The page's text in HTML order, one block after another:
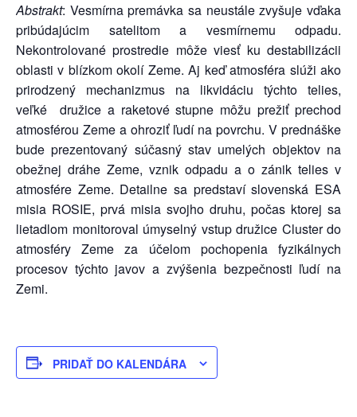
Abstrakt: Vesmírna premávka sa neustále zvyšuje vďaka
pribúdajúcim satelitom a vesmírnemu odpadu.
Nekontrolované prostredie môže viesť ku destabilizácii
oblasti v blízkom okolí Zeme. Aj keď atmosféra slúži ako
prirodzený mechanizmus na likvidáciu týchto telies,
veľké družice a raketové stupne môžu prežiť prechod
atmosférou Zeme a ohroziť ľudí na povrchu. V prednáške
bude prezentovaný súčasný stav umelých objektov na
obežnej dráhe Zeme, vznik odpadu a o zánik telies v
atmosfére Zeme. Detailne sa predstaví slovenská ESA
misia ROSIE, prvá misia svojho druhu, počas ktorej sa
lietadlom monitoroval úmyselný vstup družice Cluster do
atmosféry Zeme za účelom pochopenia fyzikálnych
procesov týchto javov a zvýšenia bezpečnosti ľudí na
Zemi.
PRIDAŤ DO KALENDÁRA